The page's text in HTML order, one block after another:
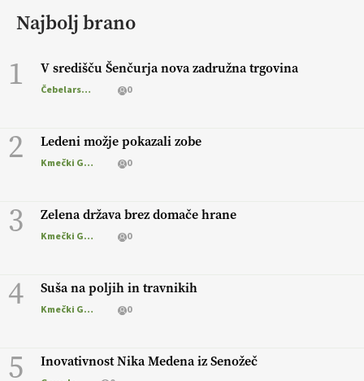
Najbolj brano
1 V središču Šenčurja nova zadružna trgovina
Čebelarstvo 0
2 Ledeni možje pokazali zobe
Kmečki Glas 0
3 Zelena država brez domače hrane
Kmečki Glas 0
4 Suša na poljih in travnikih
Kmečki Glas 0
5 Inovativnost Nika Medena iz Senožeč